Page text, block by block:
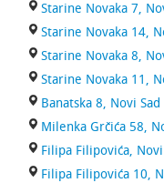
Starine Novaka 7,
Starine Novaka 14,
Starine Novaka 8,
Starine Novaka 11,
Banatska 8, Novi Sad
Milenka Grčića 58,
Filipa Filipovića, Novi
Filipa Filipovića 10,